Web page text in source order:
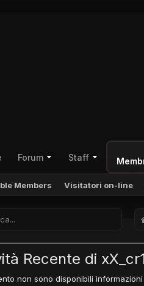
Forum Staff
Members Visitatori on-line
Recente di
non sono disponibili